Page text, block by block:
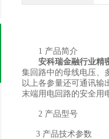
1 产品简介
安科瑞金融行业精
集回路中的母线电压、
以上各参量还可通讯输
末端用电回路的安全用
2 产品型号
3 产品技术参数